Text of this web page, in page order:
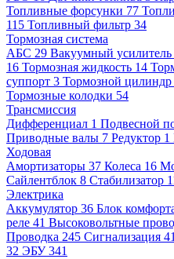
Топливные форсунки 77
115 Топливный фильтр 34
Тормозная система
АБС 29 Вакуумный усилитель
16 Тормозная жидкость 14
суппорт 3 Тормозной цилиндр
Тормозные колодки 54
Трансмиссия
Дифференциал 1 Подвесной
Приводные валы 7 Редуктор 1
Ходовая
Амортизаторы 37 Колеса 16
Сайлентблок 8 Стабилизатор
Электрика
Аккумулятор 36 Блок
реле 41 Высоковольтные
Проводка 245 Сигнализация
32 ЭБУ 341